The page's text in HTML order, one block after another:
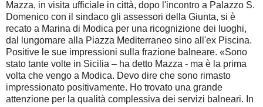
Mazza, in visita ufficiale in città, dopo l'incontro a Palazzo S.
Domenico con il sindaco gli assessori della Giunta, si è
recato a Marina di Modica per una ricognizione dei luoghi,
dal lungomare alla Piazza Mediterraneo sino all'ex Piscina.
Positive le sue impressioni sulla frazione balneare. «Sono
stato tante volte in Sicilia – ha detto Mazza - ma è la prima
volta che vengo a Modica. Devo dire che sono rimasto
impressionato positivamente. Ho trovato una grande
attenzione per la qualità complessiva dei servizi balneari. In